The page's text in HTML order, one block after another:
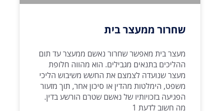
שחרור ממעצר בית
מעצר בית מאפשר שחרור נאשם ממעצר עד תום
ההליכים בתנאים מגבילים. הוא מהווה חלופת
מעצר שנועדה לצמצם את החשש משיבוש הליכי
משפט, הימלטות מהדין או סיכון אחר, תוך מזעור
הפגיעה בזכויותיו של נאשם שטרם הורשע בדין.
מה חשוב לדעת 1